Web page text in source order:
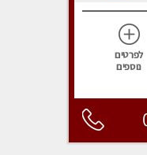
לפרטים
נוספים